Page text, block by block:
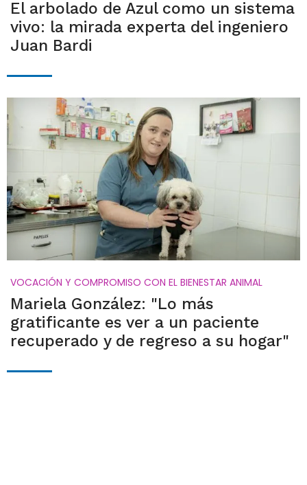
El arbolado de Azul como un sistema
vivo: la mirada experta del ingeniero
Juan Bardi
VOCACIÓN Y COMPROMISO CON EL BIENESTAR ANIMAL
Mariela González: "Lo más
gratificante es ver a un paciente
recuperado y de regreso a su hogar"